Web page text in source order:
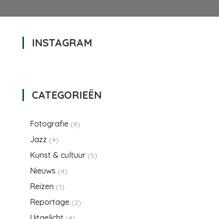
INSTAGRAM
CATEGORIEËN
Fotografie (8)
Jazz (4)
Kunst & cultuur (5)
Nieuws (4)
Reizen (1)
Reportage (2)